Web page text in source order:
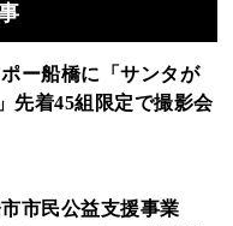
ー船橋に「サンタが
先着45組限定で撮影会
市民公益支援事業